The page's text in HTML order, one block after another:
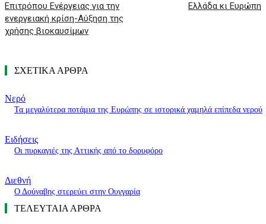
Επιτρόπου Ενέργειας για την
ενεργειακή κρίση-Αύξηση της
χρήσης βιοκαυσίμων
Ελλάδα κι Ευρώπη
ΣΧΕΤΙΚΑ ΑΡΘΡΑ
Νερό
Τα μεγαλύτερα ποτάμια της Ευρώπης σε ιστορικά χαμηλά επίπεδα νερού
Ειδήσεις
Οι πυρκαγιές της Αττικής από το δορυφόρο
Διεθνή
Ο Δούναβης στερεύει στην Ουγγαρία
ΤΕΛΕΥΤΑΙΑ ΑΡΘΡΑ